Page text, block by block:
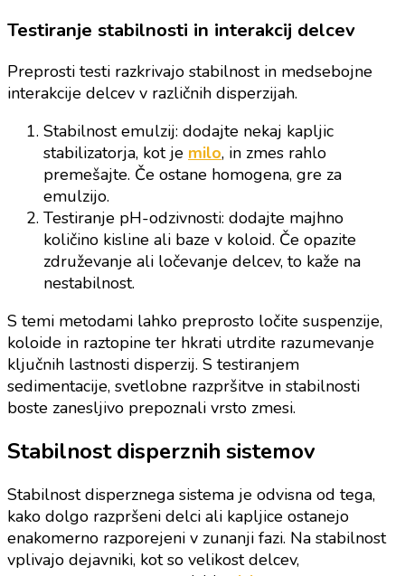
Testiranje stabilnosti in interakcij delcev
Preprosti testi razkrivajo stabilnost in medsebojne
interakcije delcev v različnih disperzijah.
Stabilnost emulzij: dodajte nekaj kapljic
stabilizatorja, kot je milo, in zmes rahlo
premešajte. Če ostane homogena, gre za
emulzijo.
Testiranje pH-odzivnosti: dodajte majhno
količino kisline ali baze v koloid. Če opazite
združevanje ali ločevanje delcev, to kaže na
nestabilnost.
S temi metodami lahko preprosto ločite suspenzije,
koloide in raztopine ter hkrati utrdite razumevanje
ključnih lastnosti disperzij. S testiranjem
sedimentacije, svetlobne razpršitve in stabilnosti
boste zanesljivo prepoznali vrsto zmesi.
Stabilnost disperznih sistemov
Stabilnost disperznega sistema je odvisna od tega,
kako dolgo razpršeni delci ali kapljice ostanejo
enakomerno razporejeni v zunanji fazi. Na stabilnost
vplivajo dejavniki, kot so velikost delcev,